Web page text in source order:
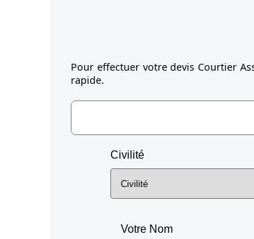
Pour effectuer votre devis Courtier
rapide.
Civilité
Votre Nom